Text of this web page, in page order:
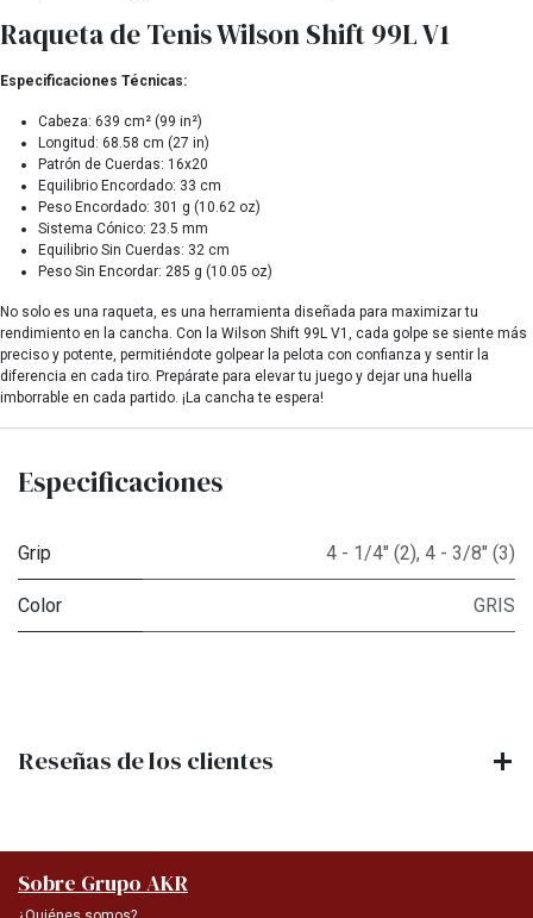
Raqueta de Tenis Wilson Shift 99L V1
Especificaciones Técnicas:
Cabeza: 639 cm² (99 in²)
Longitud: 68.58 cm (27 in)
Patrón de Cuerdas: 16x20
Equilibrio Encordado: 33 cm
Peso Encordado: 301 g (10.62 oz)
Sistema Cónico: 23.5 mm
Equilibrio Sin Cuerdas: 32 cm
Peso Sin Encordar: 285 g (10.05 oz)
No solo es una raqueta, es una herramienta diseñada para maximizar tu
rendimiento en la cancha. Con la Wilson Shift 99L V1, cada golpe se siente más
preciso y potente, permitiéndote golpear la pelota con confianza y sentir la
diferencia en cada tiro. Prepárate para elevar tu juego y dejar una huella
imborrable en cada partido. ¡La cancha te espera!
Especificaciones
Grip 4 - 1/4" (2), 4 - 3/8" (3)
Color GRIS
Reseñas de los clientes
Sobre Grupo AKR